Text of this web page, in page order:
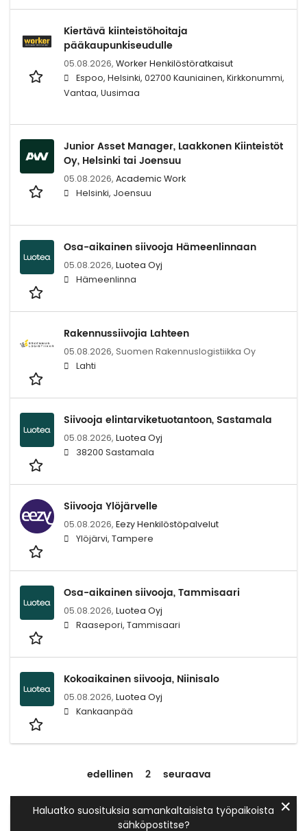
Kiertävä kiinteistöhoitaja
pääkaupunkiseudulle
05.08.2026, Worker Henkilöstöratkaisut
Espoo, Helsinki, 02700 Kauniainen, Kirkkonummi,
Vantaa, Uusimaa
Junior Asset Manager, Laakkonen Kiinteistöt
Oy, Helsinki tai Joensuu
05.08.2026, Academic Work
Helsinki, Joensuu
Osa-aikainen siivooja Hämeenlinnaan
05.08.2026, Luotea Oyj
Hämeenlinna
Rakennussiivojia Lahteen
05.08.2026, Suomen Rakennuslogistiikka Oy
Lahti
Siivooja elintarviketuotantoon, Sastamala
05.08.2026, Luotea Oyj
38200 Sastamala
Siivooja Ylöjärvelle
05.08.2026, Eezy Henkilöstöpalvelut
Ylöjärvi, Tampere
Osa-aikainen siivooja, Tammisaari
05.08.2026, Luotea Oyj
Raasepori, Tammisaari
Kokoaikainen siivooja, Niinisalo
05.08.2026, Luotea Oyj
Kankaanpää
edellinen 2 seuraava
Haluatko suosituksia samankaltaisista työpaikoista
sähköpostitse?
✕